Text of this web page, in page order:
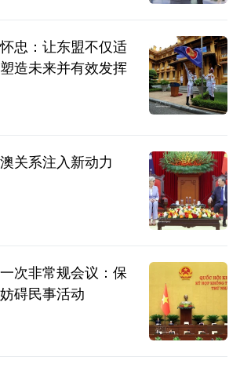
忠：让东盟不仅适
造未来并有效发挥
关系注入新动力
次非常规会议：保
碍民事活动